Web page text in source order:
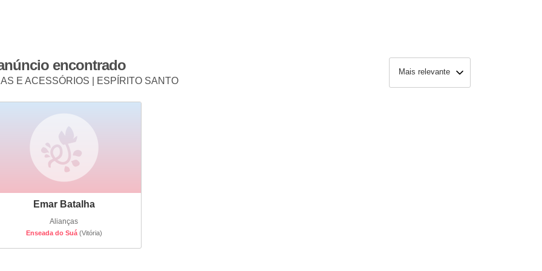
encontrado
E ACESSÓRIOS | ESPÍRITO SANTO
Mais relevante
Emar Batalha
Alianças
Enseada do Suá(Vitória)